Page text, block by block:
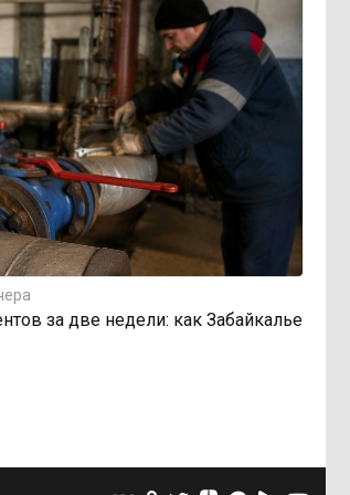
за две недели: как Забайкалье